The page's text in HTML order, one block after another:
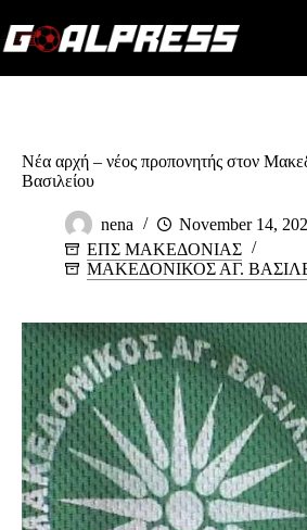
to
content
Νέα αρχή – νέος προπονητής στον
Βασιλείου
nena
November 14,
ΕΠΣ ΜΑΚΕΔΟΝΙΑΣ
ΜΑΚΕΔΟΝΙΚΟΣ ΑΓ.